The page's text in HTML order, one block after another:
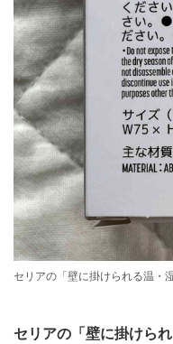
セリアの「壁に掛けられる温・
セリアの「壁に掛けら